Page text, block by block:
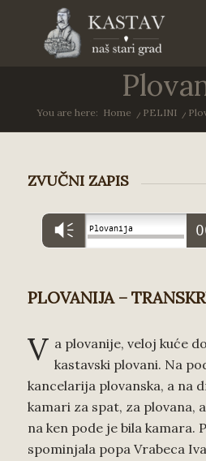
You are here: Home / PELINI /
ZVUČNI ZAPIS
Vm Plovanija
PLOVANIJA –
V a plovanije, veloj kuće
kastavski plovani. Na
kancelarija plovanska, a na
kamari za spat, za plovana,
na ken pode je bila kamara.
spominjala popa Vrabeca